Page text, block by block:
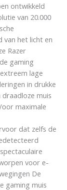
ontwikkeld
van 20.000
van het licht en
Razer
gaming
lage
in drukke
muis
maximale
dat zelfs de
voor e-
De
gaming muis